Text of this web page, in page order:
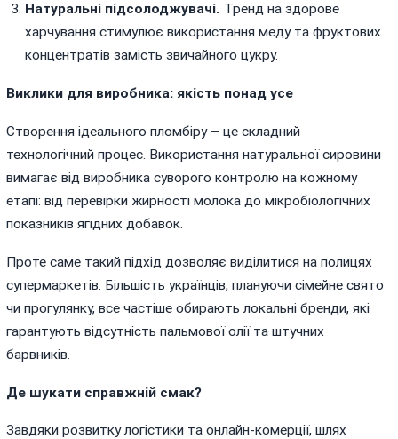
Натуральні підсолоджувачі. Тренд на здорове
харчування стимулює використання меду та фруктових
концентратів замість звичайного цукру.
Виклики для виробника: якість понад усе
Створення ідеального пломбіру – це складний
технологічний процес. Використання натуральної сировини
вимагає від виробника суворого контролю на кожному
етапі: від перевірки жирності молока до мікробіологічних
показників ягідних добавок.
Проте саме такий підхід дозволяє виділитися на полицях
супермаркетів. Більшість українців, плануючи сімейне свято
чи прогулянку, все частіше обирають локальні бренди, які
гарантують відсутність пальмової олії та штучних
барвників.
Де шукати справжній смак?
Завдяки розвитку логістики та онлайн-комерції, шлях